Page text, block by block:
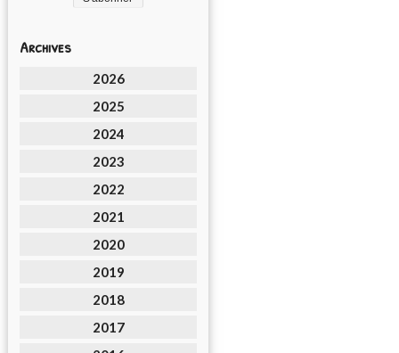
Archives
2026
2025
2024
2023
2022
2021
2020
2019
2018
2017